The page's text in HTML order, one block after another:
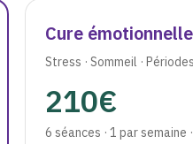
Cure émotionnelle
Stress · Sommeil ·
210€
6 séances · 1 par semaine